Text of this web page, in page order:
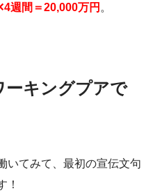
週間＝20,000万円 。
ーキングプアで
いてみて、最初の宣伝文句
！